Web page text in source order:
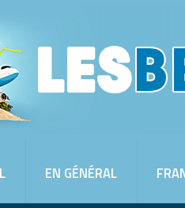
EN GÉNÉRAL